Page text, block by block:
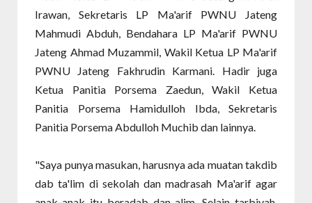
Irawan, Sekretaris LP Ma'arif PWNU Jateng
Mahmudi Abduh, Bendahara LP Ma'arif PWNU
Jateng Ahmad Muzammil, Wakil Ketua LP Ma'arif
PWNU Jateng Fakhrudin Karmani. Hadir juga
Ketua Panitia Porsema Zaedun, Wakil Ketua
Panitia Porsema Hamidulloh Ibda, Sekretaris
Panitia Porsema Abdulloh Muchib dan lainnya.
"Saya punya masukan, harusnya ada muatan takdib
dab ta'lim di sekolah dan madrasah Ma'arif agar